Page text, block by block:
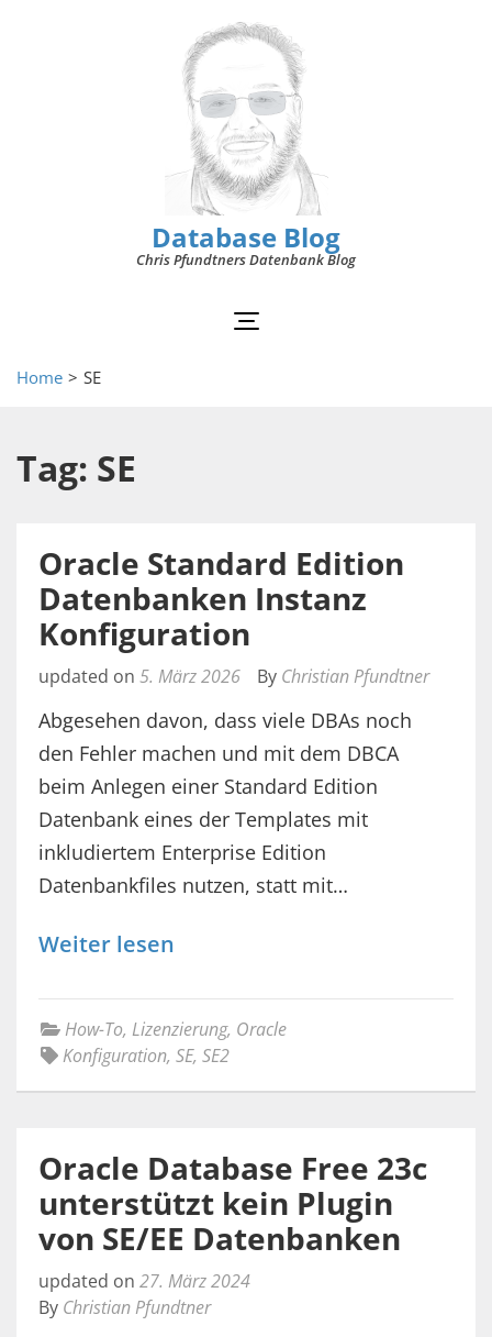
Database Blog
Chris Pfundtners Datenbank Blog
Home > SE
Tag: SE
Oracle Standard Edition
Datenbanken Instanz
Konfiguration
updated on 5. März 2026 By Christian Pfundtner
Abgesehen davon, dass viele DBAs noch
den Fehler machen und mit dem DBCA
beim Anlegen einer Standard Edition
Datenbank eines der Templates mit
inkludiertem Enterprise Edition
Datenbankfiles nutzen, statt mit…
Weiter lesen
How-To, Lizenzierung, Oracle
Konfiguration, SE, SE2
Oracle Database Free 23c
unterstützt kein Plugin
von SE/EE Datenbanken
updated on 27. März 2024
By Christian Pfundtner